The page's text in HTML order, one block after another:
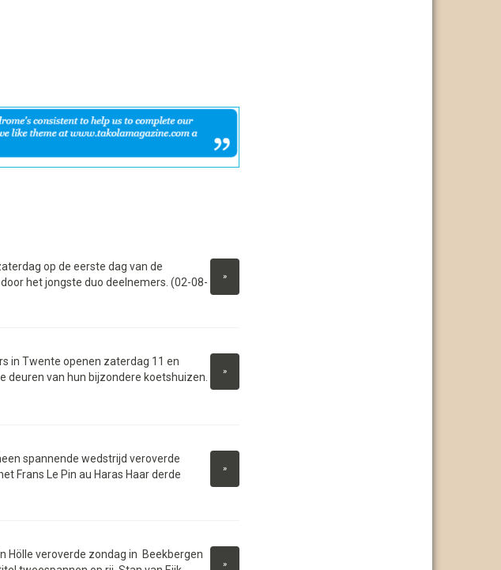
»
op de eerste dag van de
het jongste duo deelnemers. (02-08-
»
in Twente openen zaterdag 11 en
deuren van hun bijzondere koetshuizen.
»
spannende wedstrijd veroverde
Frans Le Pin au Haras Haar derde
»
Hölle veroverde zondag in Beekbergen